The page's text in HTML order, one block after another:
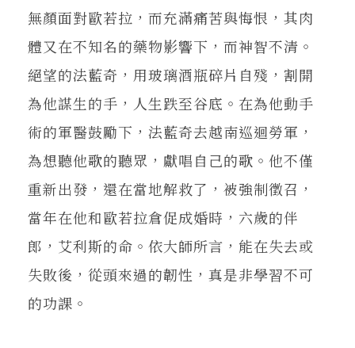
無顏面對歐若拉，而充滿痛苦與悔恨，其肉
體又在不知名的藥物影響下，而神智不清。
絕望的法藍奇，用玻璃酒瓶碎片自殘，割開
為他謀生的手，人生跌至谷底。在為他動手
術的軍醫鼓勵下，法藍奇去越南巡迴勞軍，
為想聽他歌的聽眾，獻唱自己的歌。他不僅
重新出發，還在當地解救了，被強制徵召，
當年在他和歐若拉倉促成婚時，六歲的伴
郎，艾利斯的命。依大師所言，能在失去或
失敗後，從頭來過的韌性，真是非學習不可
的功課。